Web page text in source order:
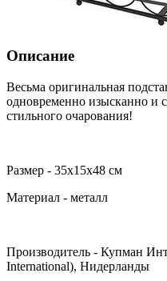
Описание
Весьма оригинальная
одновременно изысканно и
стильного очарования!
Размер - 35х15х48 см
Материал - металл
Производитель - Купман
International), Нидерланды